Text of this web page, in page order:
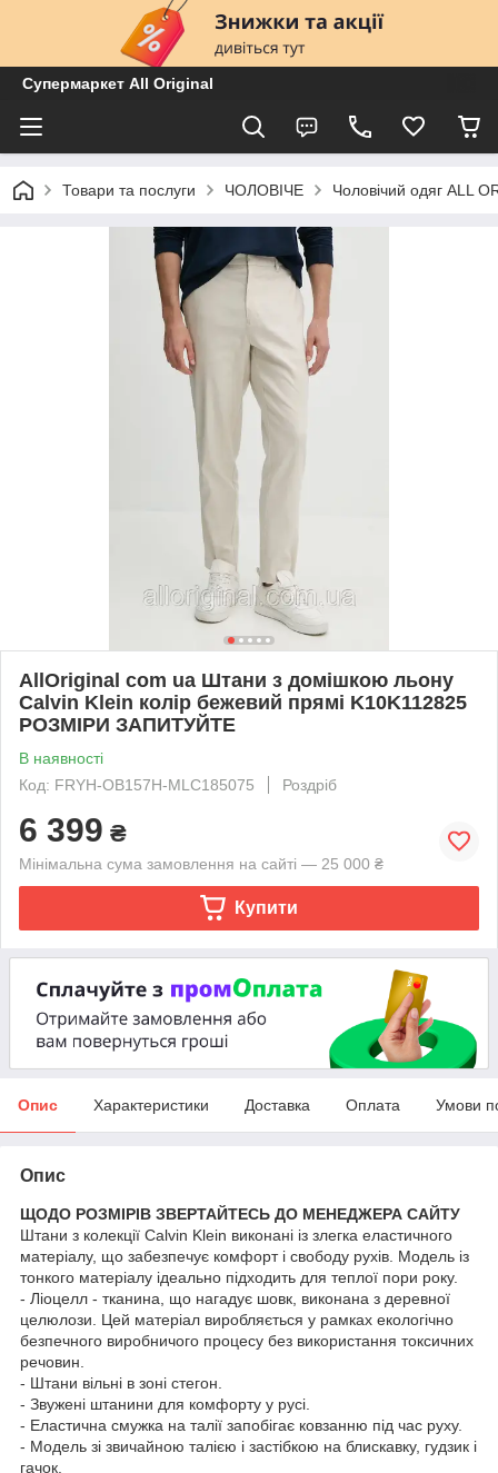
Супермаркет All Original
Товари та послуги ЧОЛОВІЧЕ Чоловічий одяг ALL
AllOriginal com ua Штани з домішкою льону
Calvin Klein колір бежевий прямі K10K112825
РОЗМІРИ ЗАПИТУЙТЕ
В наявності
Код: FRYH-OB157H-MLC185075
Роздріб
6 399 ₴
Мінімальна сума замовлення на сайті — 25 000 ₴
Купити
Опис Характеристики Доставка Оплата Умови
Опис
ЩОДО РОЗМІРІВ ЗВЕРТАЙТЕСЬ ДО МЕНЕДЖЕРА САЙТУ
Штани з колекції Calvin Klein виконані із злегка еластичного
матеріалу, що забезпечує комфорт і свободу рухів. Модель із
тонкого матеріалу ідеально підходить для теплої пори року.
- Ліоцелл - тканина, що нагадує шовк, виконана з деревної
целюлози. Цей матеріал виробляється у рамках екологічно
безпечного виробничого процесу без використання токсичних
речовин.
- Штани вільні в зоні стегон.
- Звужені штанини для комфорту у русі.
- Еластична смужка на талії запобігає ковзанню під час руху.
- Модель зі звичайною талією і застібкою на блискавку, гудзик і
гачок.